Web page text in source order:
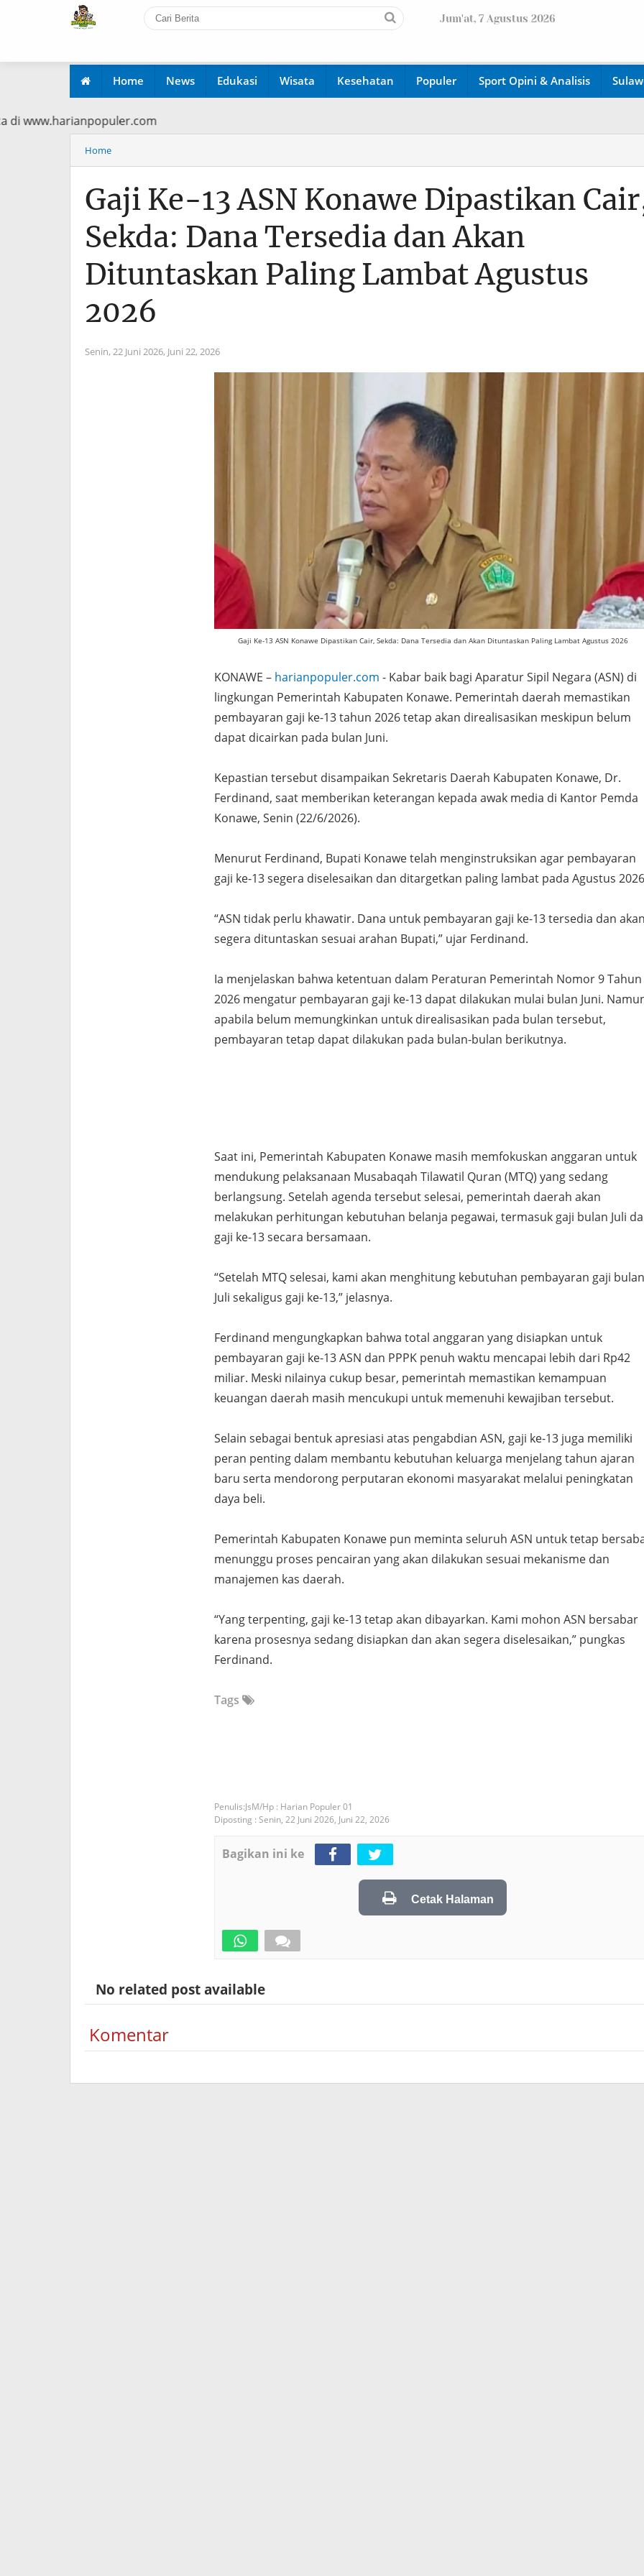
Jum'at, 7 Agustus 2026
Home News Edukasi Wisata Kesehatan Populer Sport Opini & Analisis
di www.harianpopuler.com
Home
Gaji Ke-13 ASN Konawe Dipastikan
Sekda: Dana Tersedia dan Akan
Dituntaskan Paling Lambat Agustus
2026
Senin, 22 Juni 2026, Juni 22, 2026
Gaji Ke-13 ASN Konawe Dipastikan Cair, Sekda: Dana Tersedia dan Akan Dituntaskan Paling Lambat Agustus 2026
KONAWE – harianpopuler.com - Kabar baik bagi Aparatur Sipil Negara (ASN) di
lingkungan Pemerintah Kabupaten Konawe. Pemerintah daerah memastikan
pembayaran gaji ke-13 tahun 2026 tetap akan direalisasikan meskipun belum
dapat dicairkan pada bulan Juni.
Kepastian tersebut disampaikan Sekretaris Daerah Kabupaten Konawe, Dr.
Ferdinand, saat memberikan keterangan kepada awak media di Kantor Pemda
Konawe, Senin (22/6/2026).
Menurut Ferdinand, Bupati Konawe telah menginstruksikan agar pembayaran
gaji ke-13 segera diselesaikan dan ditargetkan paling lambat pada Agustus
“ASN tidak perlu khawatir. Dana untuk pembayaran gaji ke-13 tersedia dan
segera dituntaskan sesuai arahan Bupati,” ujar Ferdinand.
Ia menjelaskan bahwa ketentuan dalam Peraturan Pemerintah Nomor 9 Tahun
2026 mengatur pembayaran gaji ke-13 dapat dilakukan mulai bulan Juni.
apabila belum memungkinkan untuk direalisasikan pada bulan tersebut,
pembayaran tetap dapat dilakukan pada bulan-bulan berikutnya.
Saat ini, Pemerintah Kabupaten Konawe masih memfokuskan anggaran untuk
mendukung pelaksanaan Musabaqah Tilawatil Quran (MTQ) yang sedang
berlangsung. Setelah agenda tersebut selesai, pemerintah daerah akan
melakukan perhitungan kebutuhan belanja pegawai, termasuk gaji bulan Juli
gaji ke-13 secara bersamaan.
“Setelah MTQ selesai, kami akan menghitung kebutuhan pembayaran gaji bulan
Juli sekaligus gaji ke-13,” jelasnya.
Ferdinand mengungkapkan bahwa total anggaran yang disiapkan untuk
pembayaran gaji ke-13 ASN dan PPPK penuh waktu mencapai lebih dari Rp42
miliar. Meski nilainya cukup besar, pemerintah memastikan kemampuan
keuangan daerah masih mencukupi untuk memenuhi kewajiban tersebut.
Selain sebagai bentuk apresiasi atas pengabdian ASN, gaji ke-13 juga memiliki
peran penting dalam membantu kebutuhan keluarga menjelang tahun ajaran
baru serta mendorong perputaran ekonomi masyarakat melalui peningkatan
daya beli.
Pemerintah Kabupaten Konawe pun meminta seluruh ASN untuk tetap
menunggu proses pencairan yang akan dilakukan sesuai mekanisme dan
manajemen kas daerah.
“Yang terpenting, gaji ke-13 tetap akan dibayarkan. Kami mohon ASN bersabar
karena prosesnya sedang disiapkan dan akan segera diselesaikan,” pungkas
Ferdinand.
Tags
JsM/Hp : Harian Populer 01
Diposting : Senin, 22 Juni 2026, Juni 22, 2026
Bagikan ini ke
Cetak Halaman
No related post available
Komentar